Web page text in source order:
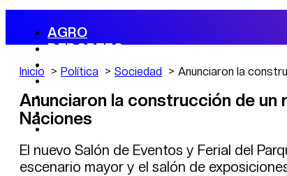
AGRO
DEPORTES
ECONOMÍA
POLÍTICA
CAMBIO CLIMÁTICO
DATA FIRME
DE LA TRIBUNA TV
Inicio Política Sociedad Anunciaron la
Anunciaron la construcción de un
Naciones
El nuevo Salón de Eventos y Ferial del
escenario mayor y el salón de